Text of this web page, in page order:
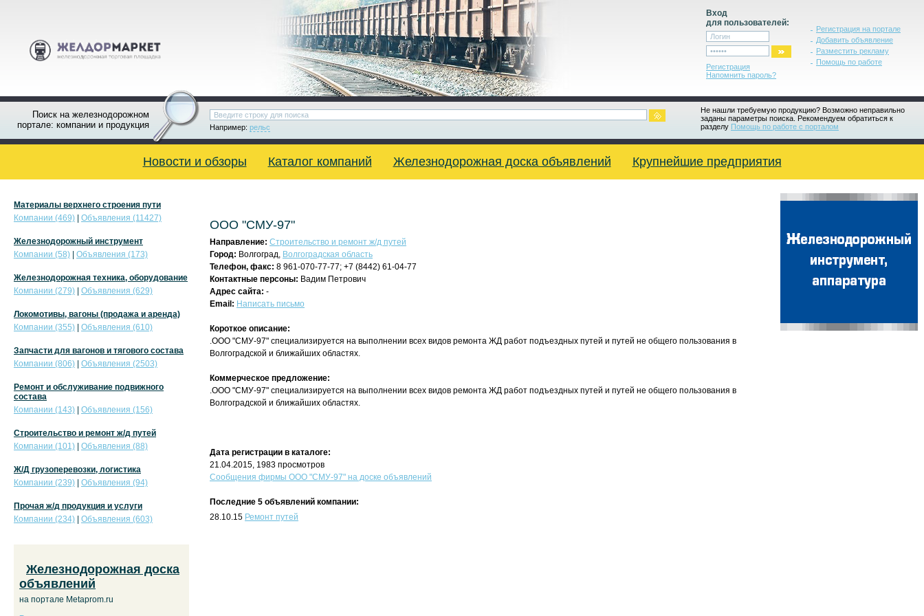
Вход
для пользователей:
Регистрация
Напомнить пароль?
Регистрация на портале
Добавить объявление
Разместить рекламу
Помощь по работе
Поиск на железнодорожном
портале: компании и продукция
Не нашли требуемую продукцию? Возможно неправильно
заданы параметры поиска. Рекомендуем обратиться к
разделу Помощь по работе с порталом
Например: рельс
Новости и обзоры Каталог компаний Железнодорожная доска объявлений Крупнейшие предприятия
ООО "СМУ-97"
Направление: Строительство и ремонт ж/д путей
Город: Волгоград, Волгоградская область
Телефон, факс: 8 961-070-77-77; +7 (8442) 61-04-77
Контактные персоны: Вадим Петрович
Адрес сайта: -
Email: Написать письмо
Короткое описание:
.ООО "СМУ-97" специализируется на выполнении всех видов ремонта ЖД работ подъездных путей и путей не общего пользования в
Волгоградской и ближайших областях.
Коммерческое предложение:
.ООО "СМУ-97" специализируется на выполнении всех видов ремонта ЖД работ подъездных путей и путей не общего пользования в
Волгоградской и ближайших областях.
Дата регистрации в каталоге:
21.04.2015, 1983 просмотров
Сообщения фирмы ООО "СМУ-97" на доске объявлений
Последние 5 объявлений компании:
28.10.15 Ремонт путей
Материалы верхнего строения пути
Компании (469)
Объявления (11427)
Железнодорожный инструмент
Компании (58)
Объявления (173)
Железнодорожная техника, оборудование
Компании (279)
Объявления (629)
Локомотивы, вагоны (продажа и аренда)
Компании (355)
Объявления (610)
Запчасти для вагонов и тягового состава
Компании (806)
Объявления (2503)
Ремонт и обслуживание подвижного
состава
Компании (143)
Объявления (156)
Строительство и ремонт ж/д путей
Компании (101)
Объявления (88)
Ж/Д грузоперевозки, логистика
Компании (239)
Объявления (94)
Прочая ж/д продукция и услуги
Компании (234)
Объявления (603)
Железнодорожная доска
объявлений
на портале Metaprom.ru